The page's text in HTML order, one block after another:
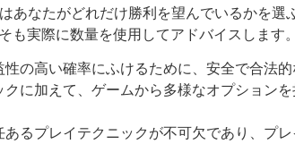
なたがどれだけ勝利を望んでいるかを
実際に数量を使用してアドバイスします。
の高い確率にふけるために、安全で合法
に加えて、ゲームから多様なオプション
るプレイテクニックが不可欠であり、プ